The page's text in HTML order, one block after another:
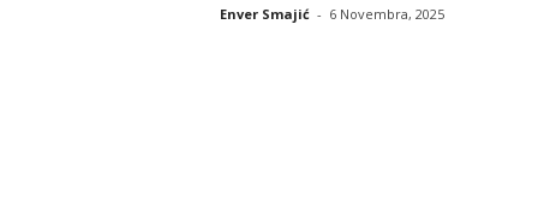
Enver Smajić - 6 Novembra, 2025